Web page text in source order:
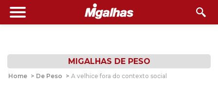
MIGALHAS DE PESO
Home > De Peso > A velhice fora do contexto social